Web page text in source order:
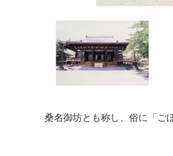
桑名御坊とも称し、俗に「ご